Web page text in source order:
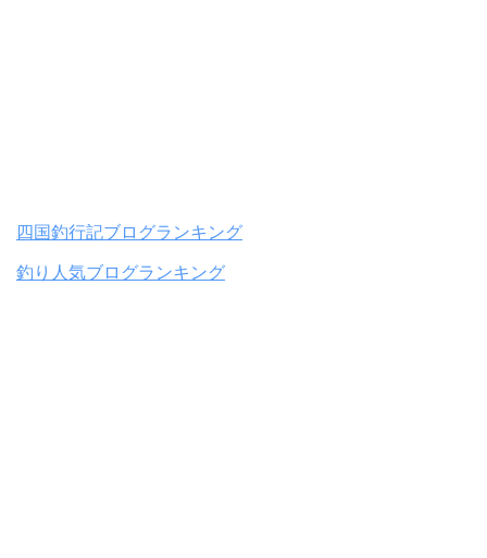
四国釣行記ブログランキング
釣り人気ブログランキング